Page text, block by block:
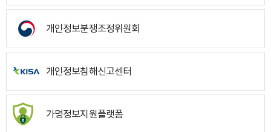
개인정보분쟁조정위원회
개인정보침해신고센터
가명정보지원플랫폼